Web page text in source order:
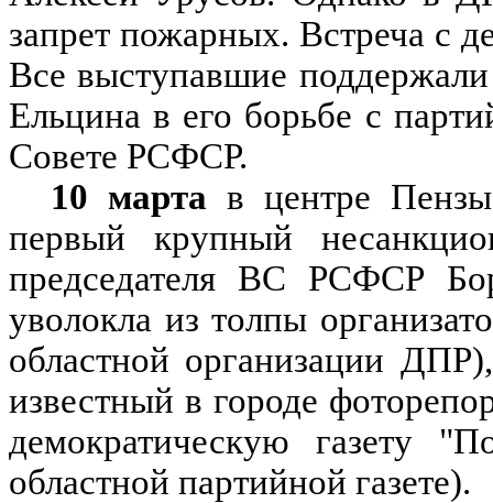
запрет пожарных. Встреча с
Все выступавшие
Ельцина в его борьбе с
Совете РСФСР.
10 марта в центре
первый крупный
председателя ВС РСФСР
уволокла из толпы
областной организации
известный в городе
демократическую газету
областной партийной газете).